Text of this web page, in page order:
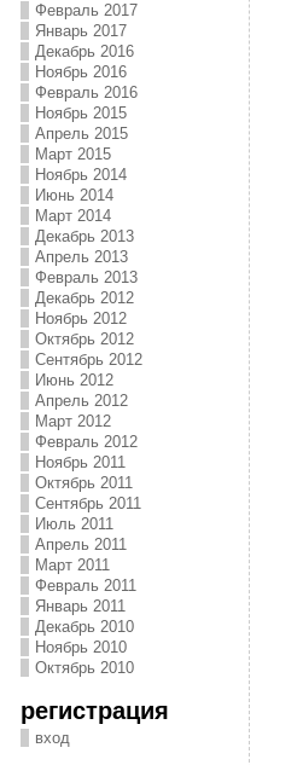
Февраль 2017
Январь 2017
Декабрь 2016
Ноябрь 2016
Февраль 2016
Ноябрь 2015
Апрель 2015
Март 2015
Ноябрь 2014
Июнь 2014
Март 2014
Декабрь 2013
Апрель 2013
Февраль 2013
Декабрь 2012
Ноябрь 2012
Октябрь 2012
Сентябрь 2012
Июнь 2012
Апрель 2012
Март 2012
Февраль 2012
Ноябрь 2011
Октябрь 2011
Сентябрь 2011
Июль 2011
Апрель 2011
Март 2011
Февраль 2011
Январь 2011
Декабрь 2010
Ноябрь 2010
Октябрь 2010
регистрация
вход